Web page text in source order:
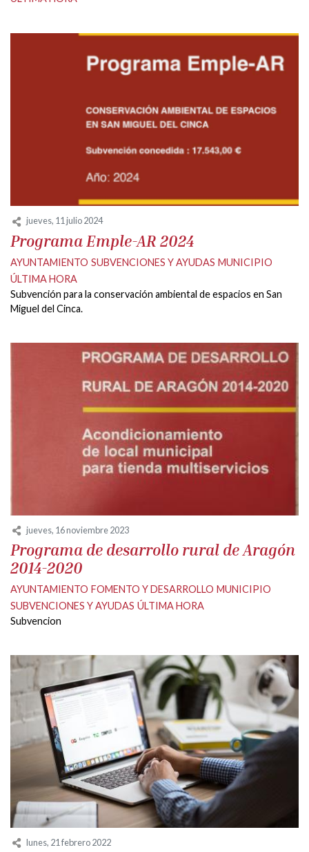
jueves, 11 julio 2024
Programa Emple-AR 2024
AYUNTAMIENTO SUBVENCIONES Y AYUDAS MUNICIPIO
ÚLTIMA HORA
Subvención para la conservación ambiental de espacios en San
Miguel del Cinca.
jueves, 16 noviembre 2023
Programa de desarrollo rural de Aragón
2014-2020
AYUNTAMIENTO FOMENTO Y DESARROLLO MUNICIPIO
SUBVENCIONES Y AYUDAS ÚLTIMA HORA
Subvencion
lunes, 21 febrero 2022